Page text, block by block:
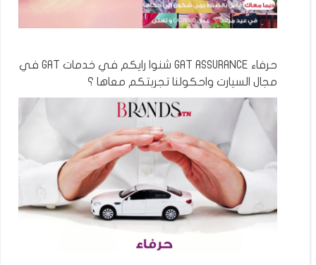
حرفاء GAT ASSURANCE شنوا رايكم في خدمات GAT في
مجال السيارت واحكولنا تجربتكم معاها ؟